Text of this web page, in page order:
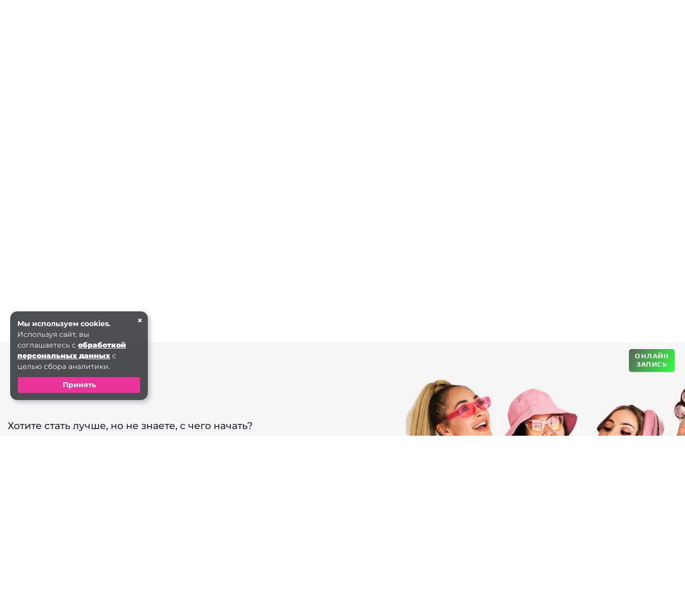
Хотите стать лучше, но не знаете, с чего начать?
×
Мы используем cookies.
Используя сайт, вы
соглашаетесь с обработкой
персональных данных с
целью сбора аналитики.
Принять
ОНЛАЙН
ЗАПИСЬ